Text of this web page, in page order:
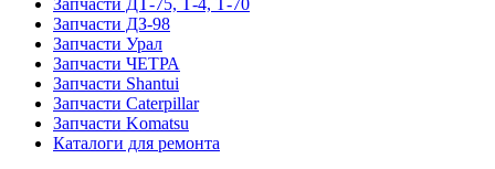
Запчасти ДТ-75, Т-4, Т-70
Запчасти ДЗ-98
Запчасти Урал
Запчасти ЧЕТРА
Запчасти Shantui
Запчасти Caterpillar
Запчасти Komatsu
Каталоги для ремонта